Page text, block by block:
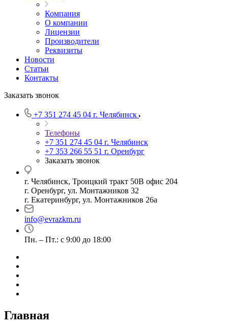
Компания
О компании
Лицензии
Производители
Реквизиты
Новости
Статьи
Контакты
Заказать звонок
+7 351 274 45 04 г. Челябинск
Телефоны
+7 351 274 45 04 г. Челябинск
+7 353 266 55 51 г. Оренбург
Заказать звонок
г. Челябинск, Троицкий тракт 50В офис 204
г. Оренбург, ул. Монтажников 32
г. Екатеринбург, ул. Монтажников 26а
info@evrazkm.ru
Пн. – Пт.: с 9:00 до 18:00
Главная